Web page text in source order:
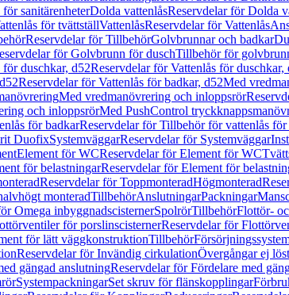
sanitärenheterDolda vattenlåsReservdelar för Dolda
för tvättställVattenlåsReservdelar för Vattenlås
Reservdelar för TillbehörGolvbrunnar och badkar
för Golvbrunn för duschTillbehör för
för duschkar, d52Reservdelar för Vattenlås för duschkar,
Reservdelar för Vattenlås för badkar, d52Med
Med vredmanövrering och inloppsrör
och inloppsrörMed PushControl
för badkarReservdelar för Tillbehör för vattenlås för
DuofixSystemväggarReservdelar för Systemväggar
Element för WCReservdelar för Element för WC
för belastningarReservdelar för Element för
Reservdelar för ToppmonteradHögmonterad
monteradTillbehörAnslutningarPackningar
Omega inbyggnadscisternerSpolrörTillbehörFlottör-
för porslinscisternerReservdelar för
för lätt väggkonstruktionTillbehör
Reservdelar för Invändig cirkulationÖvergångar ej
gängad anslutningReservdelar för Fördelare med
SystempackningarSet skruv för flänskopplingar